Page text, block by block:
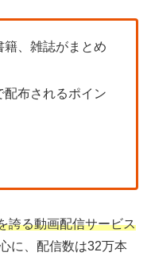
籍、雑誌がまとめ
布されるポイン
誇る動画配信サービス
に、配信数は32万本